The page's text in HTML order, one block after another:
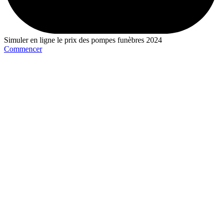
Simuler en ligne le prix des pompes funèbres 2024
Commencer